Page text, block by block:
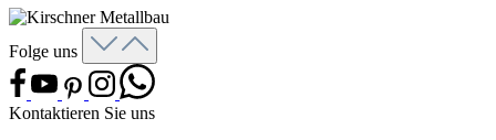
Folge uns
Kontaktieren Sie uns